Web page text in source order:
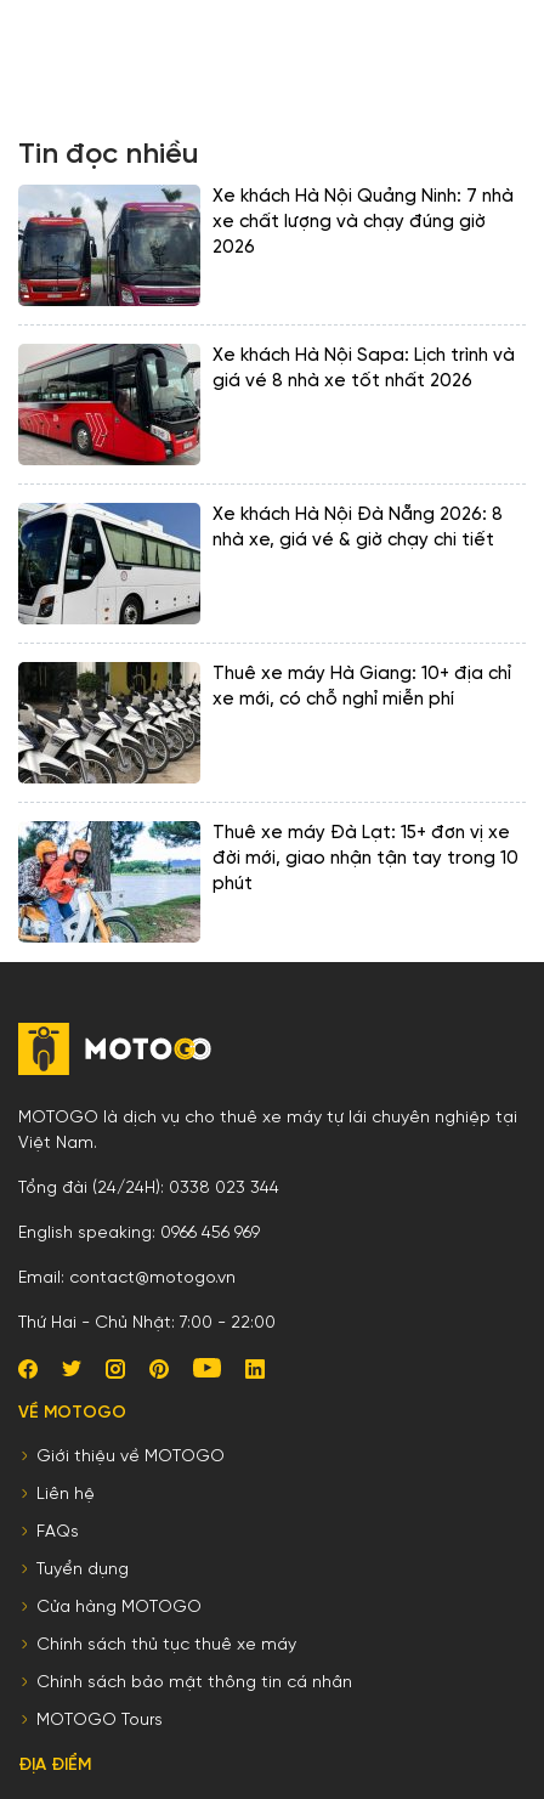
Tin đọc nhiều
Xe khách Hà Nội Quảng Ninh: 7 nhà
xe chất lượng và chạy đúng giờ
2026
Xe khách Hà Nội Sapa: Lịch trình và
giá vé 8 nhà xe tốt nhất 2026
Xe khách Hà Nội Đà Nẵng 2026: 8
nhà xe, giá vé & giờ chạy chi tiết
Thuê xe máy Hà Giang: 10+ địa chỉ
xe mới, có chỗ nghỉ miễn phí
Thuê xe máy Đà Lạt: 15+ đơn vị xe
đời mới, giao nhận tận tay trong 10
phút
MOTOGO là dịch vụ cho thuê xe máy tự lái chuyên nghiệp tại
Việt Nam.
Tổng đài (24/24H): 0338 023 344
English speaking: 0966 456 969
Email: contact@motogo.vn
Thứ Hai - Chủ Nhật: 7:00 - 22:00
VỀ MOTOGO
Giới thiệu về MOTOGO
Liên hệ
FAQs
Tuyển dụng
Cửa hàng MOTOGO
Chính sách thủ tục thuê xe máy
Chính sách bảo mật thông tin cá nhân
MOTOGO Tours
ĐỊA ĐIỂM